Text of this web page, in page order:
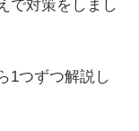
で対策をしまし
1つずつ解説し